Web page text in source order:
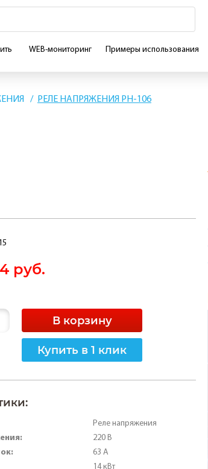
WEB-мониторинг Примеры использования
РЕЛЕ НАПРЯЖЕНИЯ РН-106
руб.
В корзину
Купить в 1 клик
Реле напряжения
220 В
63 А
14 кВт